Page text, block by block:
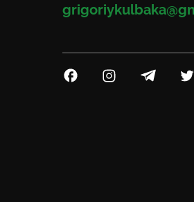
Email
Посилання на Facebook
Посилання на Instagram
Посилання